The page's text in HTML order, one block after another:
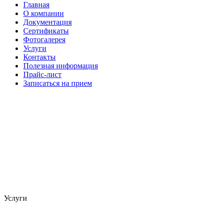
Главная
О компании
Документация
Сертификаты
Фотогалерея
Услуги
Контакты
Полезная информация
Прайс-лист
Записаться на прием
Услуги